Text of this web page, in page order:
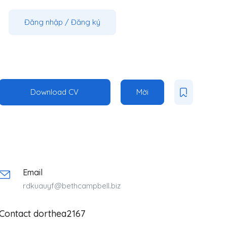
Đăng nhập / Đăng ký
Download CV Mời
Email
rdkuauyf@bethcampbell.biz
dorthea2167